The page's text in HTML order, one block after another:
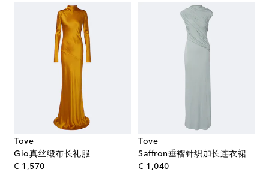
Tove
Gio真丝缎布长礼服
€ 1,570original price
Tove
Saffron垂褶针织加长连衣裙
€ 1,040original price